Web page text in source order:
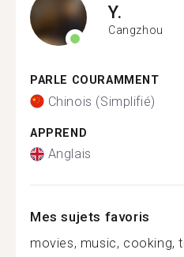
Y.
Cangzhou
PARLE COURAMMENT
Chinois (Simplifié)
APPREND
Anglais
Mes sujets favoris
movies, music, cooking,